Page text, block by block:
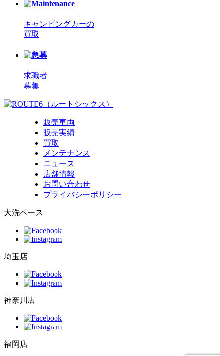
キャンピングカーの
買取
求職者
募集
販売車両
販売実績
買取
メンテナンス
ニュース
店舗情報
お問い合わせ
プライバシーポリシー
大洗ベース
埼玉店
神奈川店
福岡店